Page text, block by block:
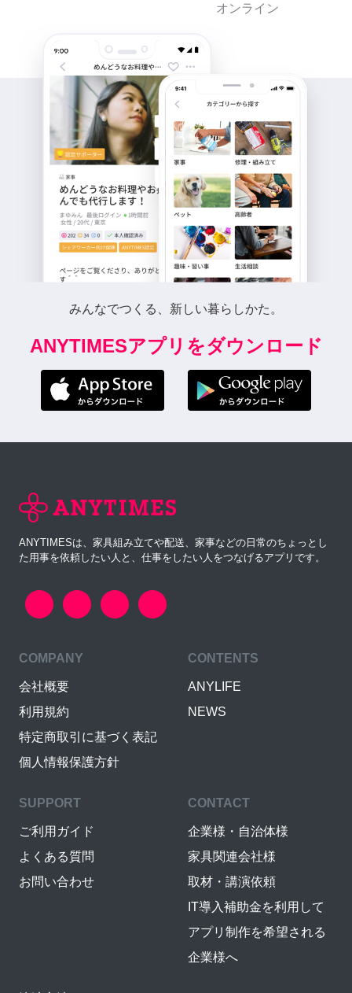
オンライン
みんなでつくる、新しい暮らしかた。
ANYTIMESアプリをダウンロード
ANYTIMESは、家具組み立てや配送、家事などの日常のちょっとし
た用事を依頼したい人と、仕事をしたい人をつなげるアプリです。
COMPANY
会社概要
利用規約
特定商取引に基づく表記
個人情報保護方針
CONTENTS
ANYLIFE
NEWS
SUPPORT
ご利用ガイド
よくある質問
お問い合わせ
CONTACT
企業様・自治体様
家具関連会社様
取材・講演依頼
IT導入補助金を利用して
アプリ制作を希望される
企業様へ